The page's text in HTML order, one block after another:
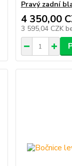
Pravý zadní
4 350,00
3 595,04 CZK